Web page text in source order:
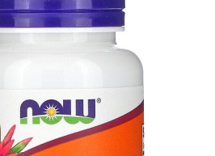
АНАБОЛИЧЕСКИЕ
АКСЕССУАРЫ